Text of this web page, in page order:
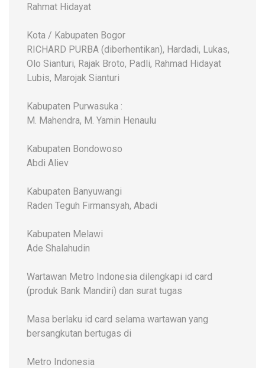
Rahmat Hidayat
Kota / Kabupaten Bogor
RICHARD PURBA (diberhentikan), Hardadi, Lukas,
Olo Sianturi, Rajak Broto, Padli, Rahmad Hidayat
Lubis, Marojak Sianturi
Kabupaten Purwasuka :
M. Mahendra, M. Yamin Henaulu
Kabupaten Bondowoso
Abdi Aliev
Kabupaten Banyuwangi
Raden Teguh Firmansyah, Abadi
Kabupaten Melawi
Ade Shalahudin
Wartawan Metro Indonesia dilengkapi id card
(produk Bank Mandiri) dan surat tugas
Masa berlaku id card selama wartawan yang
bersangkutan bertugas di
Metro Indonesia